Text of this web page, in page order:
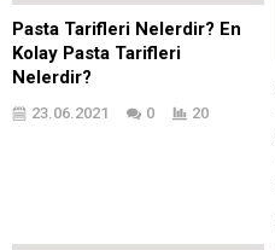
Pasta Tarifleri Nelerdir? En
Kolay Pasta Tarifleri
Nelerdir?
23.06.2021 0 20